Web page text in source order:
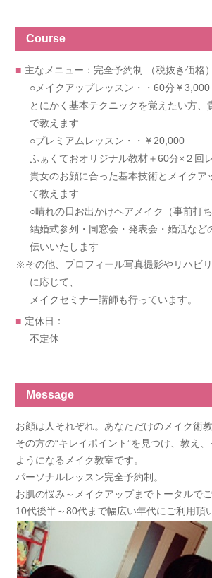
Course
主なメニュー：完全予約制 （税抜き価格）
○メイクアップレッスン・・60分￥3,000
とにかく基本テクニックを覚えたい方、
で教えます
○プレミアムレッスン・・￥20,000
ふぁくておオリジナル教材＋60分×２回
貴女のお顔に合った基本技術とメイクア
て教えます
○晴れの日お出かけヘアメイク（事前打
結婚式参列・同窓会・発表会・婚活など
伝いいたします
※その他、プロフィール写真撮影やリハビ
に応じて、
メイクセミナー講師も行っています。
定休日：
不定休
Message
お顔は人それぞれ。あなただけのメイク術教
その方の“キレイポイント”を見つけ、教え
ようになるメイク教室です。
パーソナルレッスン完全予約制。
お肌の悩み～メイクアップまでトータルで
10代後半～80代まで幅広い年代にご利用頂